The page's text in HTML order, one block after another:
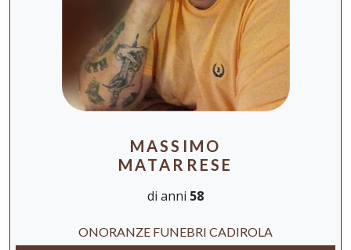
MASSIMO
MATARRESE
di anni 58
ONORANZE FUNEBRI CADIROLA